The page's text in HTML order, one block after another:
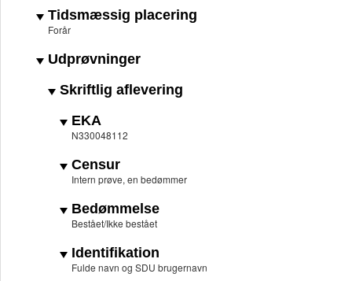
Tidsmæssig placering
Forår
Udprøvninger
Skriftlig aflevering
EKA
N330048112
Censur
Intern prøve, en bedømmer
Bedømmelse
Bestået/Ikke bestået
Identifikation
Fulde navn og SDU brugernavn